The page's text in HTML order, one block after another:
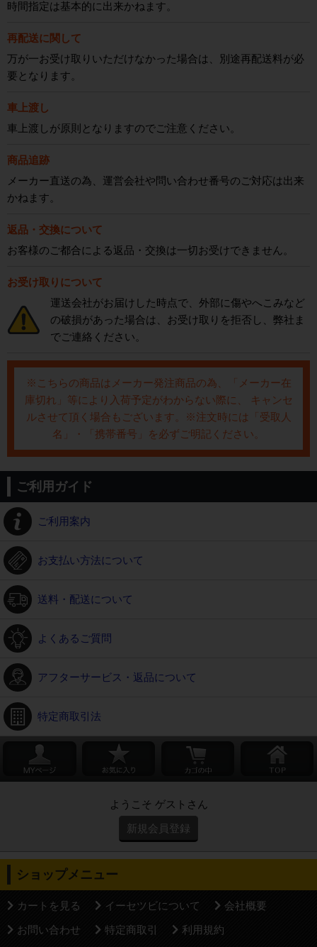
時間指定は基本的に出来かねます。
再配送に関して
万が一お受け取りいただけなかった場合は、別途再配送料が必
要となります。
車上渡し
車上渡しが原則となりますのでご注意ください。
商品追跡
メーカー直送の為、運営会社や問い合わせ番号のご対応は出来
かねます。
返品・交換について
お客様のご都合による返品・交換は一切お受けできません。
お受け取りについて
運送会社がお届けした時点で、外部に傷やへこみなど
の破損があった場合は、お受け取りを拒否し、弊社ま
でご連絡ください。
※こちらの商品はメーカー発注商品の為、「メーカー在
庫切れ」等により入荷予定がわからない際に、 キャンセ
ルさせて頂く場合もございます。※注文時には「受取人
名」・「携帯番号」を必ずご明記ください。
ご利用ガイド
ご利用案内
お支払い方法について
送料・配送について
よくあるご質問
アフターサービス・返品について
特定商取引法
ようこそ ゲストさん
新規会員登録
ショップメニュー
カートを見る イーセツビについて
会社概要
お問い合わせ
特定商取引 利用規約